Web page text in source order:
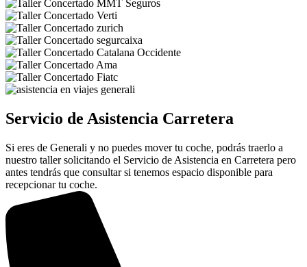
Servicio de Asistencia Carretera
Si eres de Generali y no puedes mover tu coche, podrás traerlo a
nuestro taller solicitando el Servicio de Asistencia en Carretera pero
antes tendrás que consultar si tenemos espacio disponible para
recepcionar tu coche.